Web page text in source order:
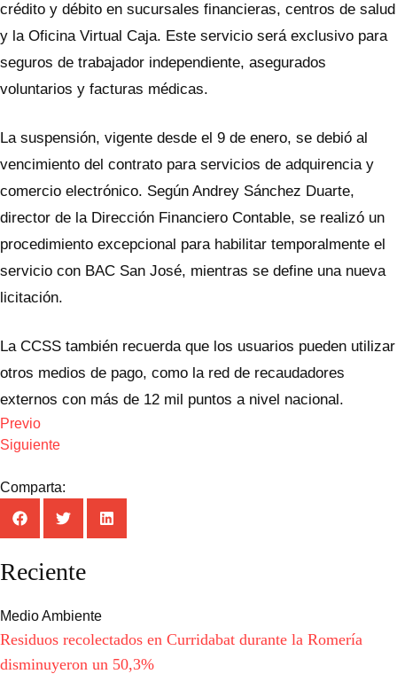
crédito y débito en sucursales financieras, centros de salud
y la Oficina Virtual Caja. Este servicio será exclusivo para
seguros de trabajador independiente, asegurados
voluntarios y facturas médicas.
La suspensión, vigente desde el 9 de enero, se debió al
vencimiento del contrato para servicios de adquirencia y
comercio electrónico. Según Andrey Sánchez Duarte,
director de la Dirección Financiero Contable, se realizó un
procedimiento excepcional para habilitar temporalmente el
servicio con BAC San José, mientras se define una nueva
licitación.
La CCSS también recuerda que los usuarios pueden utilizar
otros medios de pago, como la red de recaudadores
externos con más de 12 mil puntos a nivel nacional.
Previo
Siguiente
Comparta:
Reciente
Medio Ambiente
Residuos recolectados en Curridabat durante la Romería
disminuyeron un 50,3%